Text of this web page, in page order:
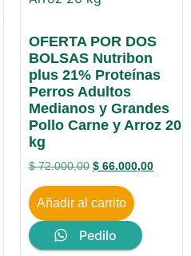
OFERTA POR DOS
BOLSAS Nutribon
plus 21% Proteínas
Perros Adultos
Medianos y Grandes
Pollo Carne y Arroz 20
kg
$72.000,00 $ 66.000,00
Añadir al carrito
Pedilo